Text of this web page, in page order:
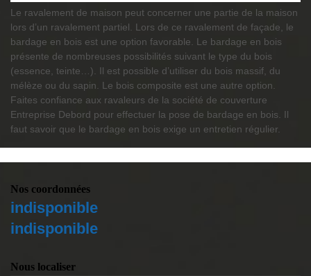
Le ravalement de maison peut concerner une partie de la maison
lors d’un ravalement partiel. Lors de ce ravalement de façade, le
bardage en bois est une option favorable. Le bardage en bois
présente de nombreuses possibilités suivant le type du bois
(essence, teinte…). Il est possible d’utiliser du bois massif, du
mélèze ou du sapin. Le bois composite est une autre option.
Faites confiance aux ravaleurs de la société de couverture
Entreprise Debord pour effectuer la pose de bardage en bois. Il
faut savoir que le bardage en bois exige un entretien régulier.
Nos coordonnées
indisponible
indisponible
Nous localiser